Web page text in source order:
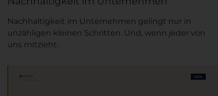
Nachhaltigkeit im Unternehmen gelingt nur in
unzähligen kleinen Schritten. Und, wenn jeder von
uns mitzieht.